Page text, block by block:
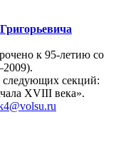
к 95-летию со
следующих секций:
XVIII века».